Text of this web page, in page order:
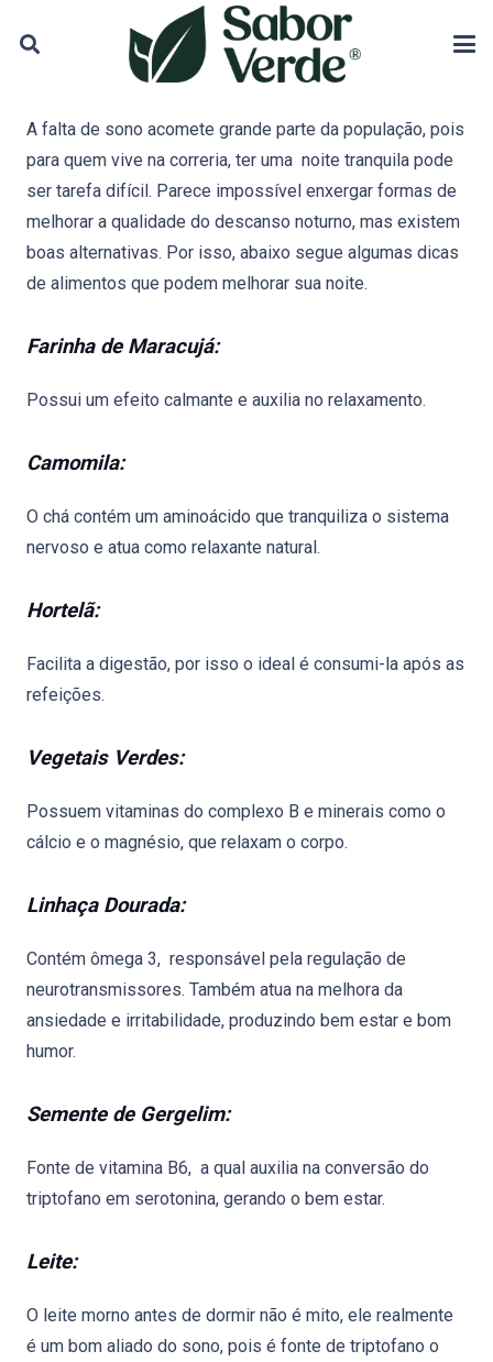
A falta de sono acomete grande parte da população, pois
para quem vive na correria, ter uma noite tranquila pode
ser tarefa difícil. Parece impossível enxergar formas de
melhorar a qualidade do descanso noturno, mas existem
boas alternativas. Por isso, abaixo segue algumas dicas
de alimentos que podem melhorar sua noite.
Farinha de Maracujá:
Possui um efeito calmante e auxilia no relaxamento.
Camomila:
O chá contém um aminoácido que tranquiliza o sistema
nervoso e atua como relaxante natural.
Hortelã:
Facilita a digestão, por isso o ideal é consumi-la após as
refeições.
Vegetais Verdes:
Possuem vitaminas do complexo B e minerais como o
cálcio e o magnésio, que relaxam o corpo.
Linhaça Dourada:
Contém ômega 3, responsável pela regulação de
neurotransmissores. Também atua na melhora da
ansiedade e irritabilidade, produzindo bem estar e bom
humor.
Semente de Gergelim:
Fonte de vitamina B6, a qual auxilia na conversão do
triptofano em serotonina, gerando o bem estar.
Leite:
O leite morno antes de dormir não é mito, ele realmente
é um bom aliado do sono, pois é fonte de triptofano o